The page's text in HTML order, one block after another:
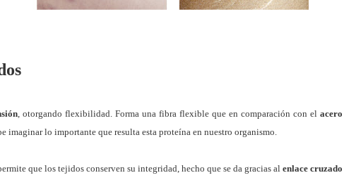
, otorgando flexibilidad. Forma una fibra flexible que en comparación con el acero
imaginar lo importante que resulta esta proteína en nuestro organismo.
que los tejidos conserven su integridad, hecho que se da gracias al enlace cruzado